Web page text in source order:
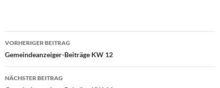
Beitragsnavigation
VORHERIGER BEITRAG
Gemeindeanzeiger-Beiträge KW 12
NÄCHSTER BEITRAG